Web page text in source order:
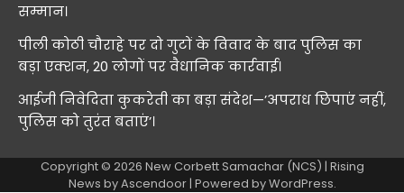
सम्मान।
पीली कोठी चौराहे पर दो गुटों के विवाद के बाद पुलिस का
बड़ा एक्शन, 20 लोगों पर वैधानिक कार्रवाई।
आईजी निवेदिता कुकरेती का बड़ा संदेश—’अपराध छिपाएं नहीं,
पुलिस को तुरंत बताएं’।
Copyright © 2026 New Corbett Samachar (NCS) | Rising
News byAscendoor| Powered byWordPress.